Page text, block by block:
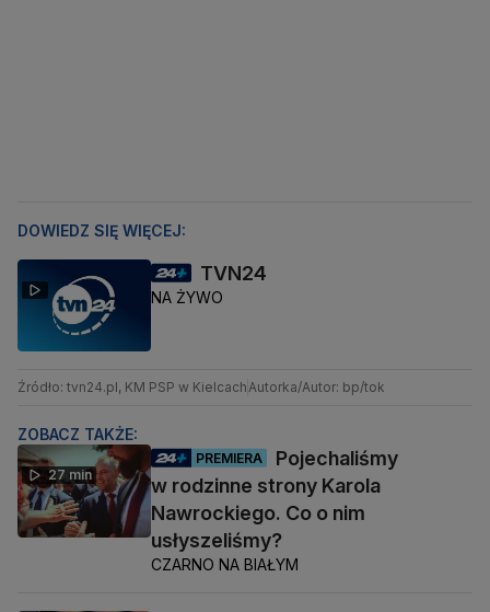
DOWIEDZ SIĘ WIĘCEJ:
TVN24
NA ŻYWO
Źródło: tvn24.pl, KM PSP w KielcachAutorka/Autor: bp/tok
ZOBACZ TAKŻE:
27 min
PREMIERA
Pojechaliśmy
w rodzinne strony Karola
Nawrockiego. Co o nim
usłyszeliśmy?
CZARNO NA BIAŁYM